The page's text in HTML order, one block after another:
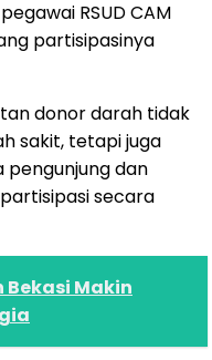
RSUD CAM
partisipasinya
donor darah tidak
sakit, tetapi juga
pengunjung dan
secara
Bekasi Makin